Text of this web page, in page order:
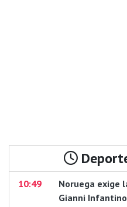
10:49
Noruega exige
Gianni Infantino